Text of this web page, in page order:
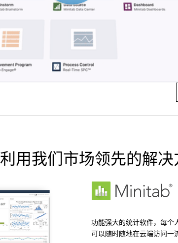
利用我们市场领先的解
功能强大的统计软件，每个
可以随时随地在云端访问一